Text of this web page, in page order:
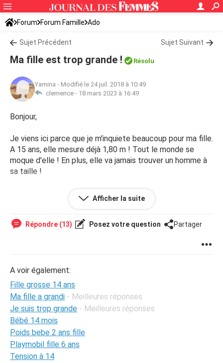
Forum Forum Famille Ado
Sujet Précédent Sujet Suivant
Ma fille est trop grande ! Résolu
Yamina - Modifié le 24 juil. 2018 à 10:49
clemence - 18 mars 2023 à 16:49
Bonjour,
Je viens ici parce que je m'inquiete beaucoup pour ma fille.
A 15 ans, elle mesure déjà 1,80 m ! Tout le monde se
moque d'elle ! En plus, elle va jamais trouver un homme à
sa taille !
Merci pour vos réponses.
Afficher la suite
Répondre (13) Posez votre question Partager
A voir également:
Fille grosse 14 ans
Ma fille a grandi - Meilleures réponses
Je suis trop grande - Meilleures réponses
Bébé 14 mois
Poids bebe 2 ans fille
Playmobil fille 6 ans
Tension à 14